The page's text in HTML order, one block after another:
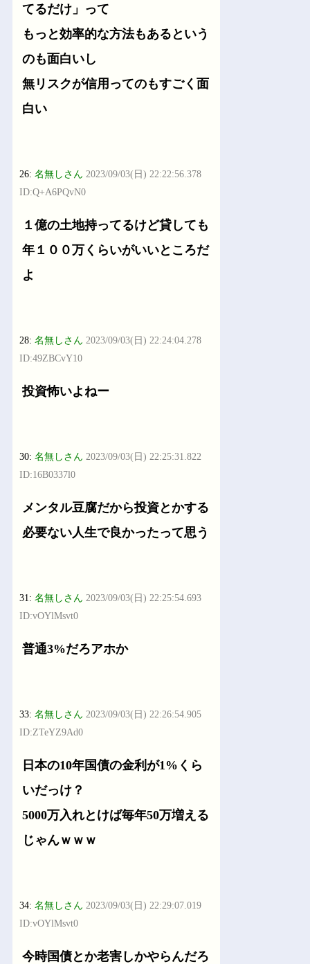
てるだけ」って
もっと効率的な方法もあるという
のも面白いし
無リスクが信用ってのもすごく面
白い
26:名無しさん 2023/09/03(日) 22:22:56.378
ID:Q+A6PQvN0
１億の土地持ってるけど貸しても
年１００万くらいがいいところだ
よ
28:名無しさん 2023/09/03(日) 22:24:04.278
ID:49ZBCvY10
投資怖いよねー
30:名無しさん 2023/09/03(日) 22:25:31.822
ID:16B0337l0
メンタル豆腐だから投資とかする
必要ない人生で良かったって思う
31:名無しさん 2023/09/03(日) 22:25:54.693
ID:vOYlMsvt0
普通3%だろアホか
33:名無しさん 2023/09/03(日) 22:26:54.905
ID:ZTeYZ9Ad0
日本の10年国債の金利が1%くら
いだっけ？
5000万入れとけば毎年50万増える
じゃんｗｗｗ
34:名無しさん 2023/09/03(日) 22:29:07.019
ID:vOYlMsvt0
今時国債とか老害しかやらんだろ